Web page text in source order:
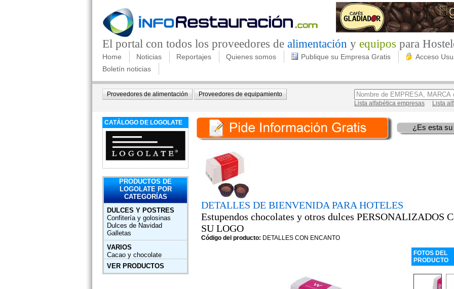
El portal con todos los proveedores de alimentación y equipos para
Home Noticias Reportajes Quienes somos Publique su Empresa Gratis
Acceso
Boletín noticias
Proveedores de alimentación
Proveedores de equipamiento
Lista alfabética empresas
Lista
CATÁLOGO DE LOGOLATE
PRODUCTOS DE
LOGOLATE POR
CATEGORÍAS
DULCES Y POSTRES
Confitería y golosinas
Dulces de Navidad
Galletas
VARIOS
Cacao y chocolate
VER PRODUCTOS
¿Es esta
DETALLES DE BIENVENIDA PARA HOTELES
Estupendos chocolates y otros dulces PERSONALIZADOS
SU LOGO
Código del producto: DETALLES CON ENCANTO
FOTOS DEL
PRODUCTO